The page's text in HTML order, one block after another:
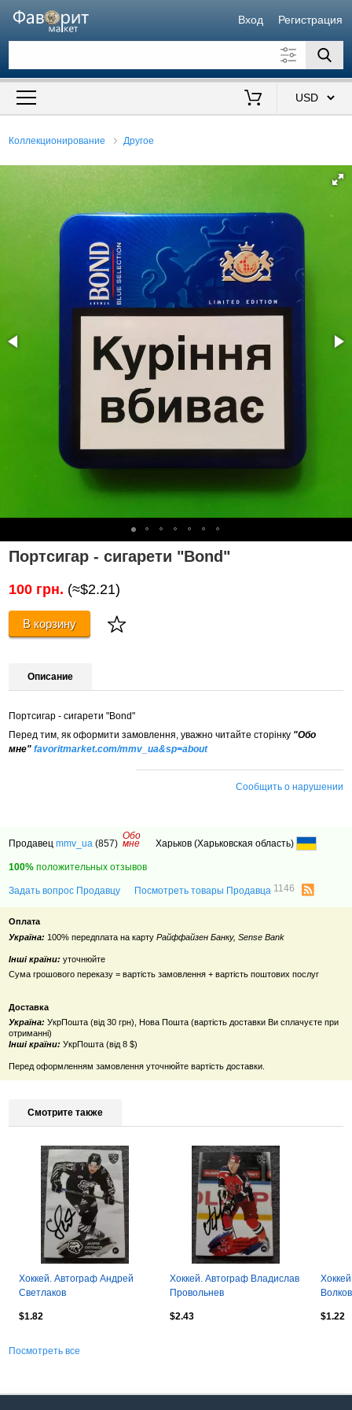
Вход Регистрация
Искать также в описании
Коллекционирование Другое
Портсигар - сигарети "Bond"
100 грн. (≈$2.21)
В корзину
Описание
Портсигар - сигарети "Bond"
Перед тим, як оформити замовлення, уважно читайте сторінку "Обо
мне"favoritmarket.com/mmv_ua&sp=about
Сообщить о нарушении
Продавецmmv_ua (857)
Обо
мне Харьков (Харьковская область)
100% положительных отзывов
Задать вопрос Продавцу Посмотреть товары Продавца 1146
Оплата
Україна: 100% передплата на картуРайффайзен Банку, Sense Bank
Інші країни: уточнюйте
Сума грошового переказу = вартість замовлення + вартість поштових послуг
Доставка
Україна: УкрПошта (від 30 грн), Нова Пошта (вартість доставки Ви сплачуєте при
отриманні)
Інші країни: УкрПошта (від 8 $)
Перед оформленням замовлення уточнюйте вартість доставки.
Смотрите также
Хоккей. Автограф Андрей
Светлаков
$1.82
Хоккей. Автограф Владислав
Провольнев
$2.43
Волков
$1.22
Посмотреть все